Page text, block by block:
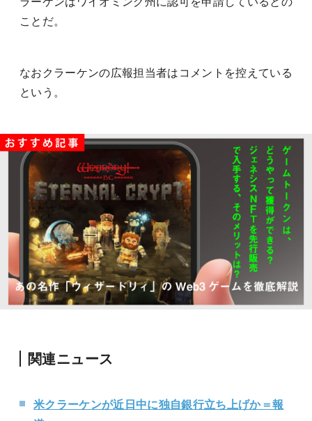
ことだ。
なおクラーケンの広報担当者はコメントを控えている
という。
関連ニュース
米クラーケンが近日中に独自銀行立ち上げか＝報